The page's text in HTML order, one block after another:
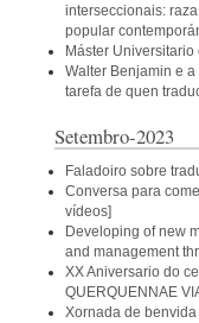
interseccionais:
popular
Máster
Walter Benjamin e
tarefa de quen
Setembro-2023
Faladoiro sobre
Conversa para
vídeos]
Developing of new
and management
XX Aniversario do
QUERQUENNAE
Xornada de